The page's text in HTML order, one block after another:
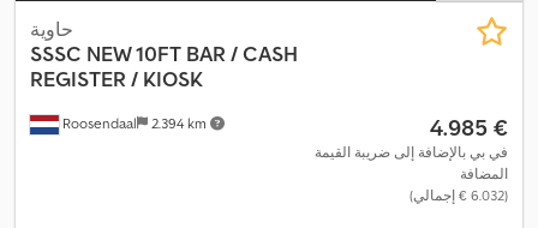
Roosendaal 2.394 km
حاوية
SSSC NEW 10FT BAR / CASH
REGISTER / KIOSK
‏4.985 €
في بي بالإضافة إلى ضريبة القيمة
المضافة
(‏6.032 € إجمالي)